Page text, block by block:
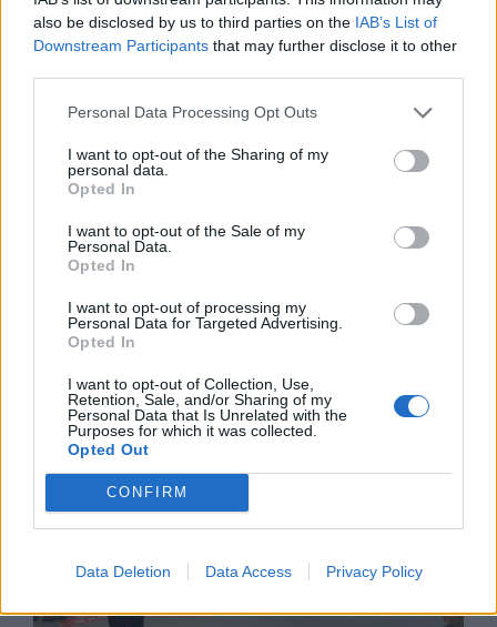
also be disclosed by us to third parties on the IAB’s List of
Downstream Participants that may further disclose it to other
Personal Data Processing Opt Outs
I want to opt-out of the Sharing of my
personal data.
Opted In
I want to opt-out of the Sale of my
Personal Data.
Opted In
I want to opt-out of processing my
Personal Data for Targeted Advertising.
Opted In
I want to opt-out of Collection, Use,
Retention, Sale, and/or Sharing of my
Personal Data that Is Unrelated with the
Purposes for which it was collected.
Opted Out
CONFIRM
Data Deletion Data Access Privacy Policy
изграждането на интерконектора
между Гърция и Кипър
06.08.2026 / 17:06